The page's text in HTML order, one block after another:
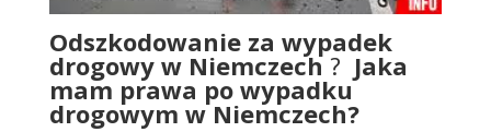
Odszkodowanie za wypadek
drogowy w Niemczech? Jaka
mam prawa po wypadku
drogowym w Niemczech?